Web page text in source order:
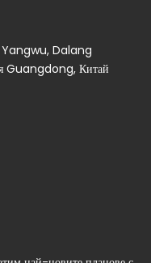
Yangwu, Dalang
Guangdong, Китай